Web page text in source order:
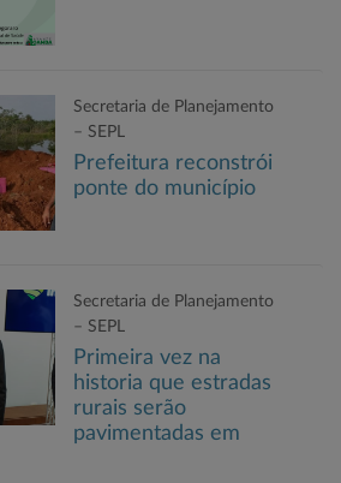
Secretaria de Planejamento
– SEPL
Prefeitura reconstrói
ponte do município
Secretaria de Planejamento
– SEPL
Primeira vez na
historia que estradas
rurais serão
pavimentadas em